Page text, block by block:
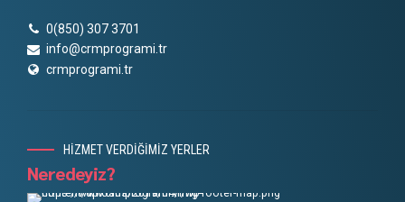
0(850) 307 3701
info@crmprogrami.tr
crmprogrami.tr
HİZMET VERDİĞİMİZ YERLER
Neredeyiz?